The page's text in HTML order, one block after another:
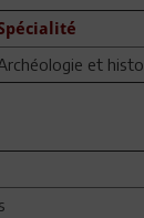
et